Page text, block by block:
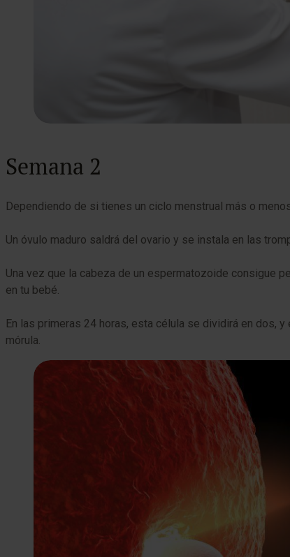
Semana 2
Dependiendo de si tienes un ciclo menstrual más o
Un óvulo maduro saldrá del ovario y se instala en las
Una vez que la cabeza de un espermatozoide consigue
en tu bebé.
En las primeras 24 horas, esta célula se dividirá en dos,
mórula.